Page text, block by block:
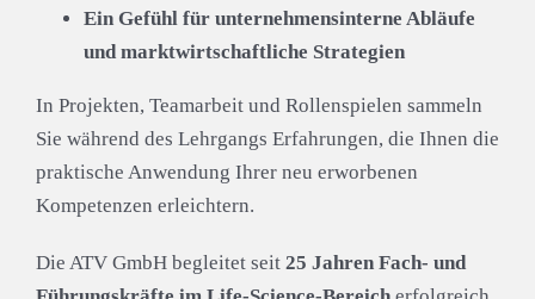
Ein Gefühl für unternehmensinterne Abläufe
und marktwirtschaftliche Strategien
In Projekten, Teamarbeit und Rollenspielen sammeln
Sie während des Lehrgangs Erfahrungen, die Ihnen die
praktische Anwendung Ihrer neu erworbenen
Kompetenzen erleichtern.
Die ATV GmbH begleitet seit 25 Jahren Fach- und